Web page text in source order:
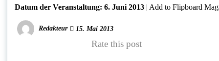
Datum der Veranstaltung: 6. Juni 2013 | Add to Flipboard
Redakteur 15. Mai 2013
Rate this post